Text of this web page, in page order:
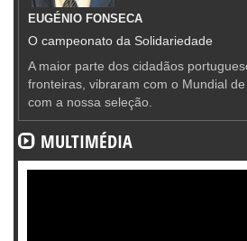
EUGÉNIO FONSECA
O campeonato da Solidariedade
A maior parte dos cidadãos
fronteiras, vibraram com o Mundial
com a nossa seleção.
MULTIMÉDIA